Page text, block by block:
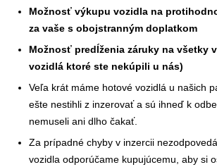
Možnosť výkupu vozidla na
za vaše s obojstranným doplatkom
Možnosť predĺženia záruky na všetky
vozidlá ktoré ste nekúpili u nás)
Veľa krát máme hotové vozidlá u našich
ešte nestihli z inzerovať a sú ihneď k
nemuseli ani dlho čakať.
Za prípadné chyby v inzercii
vozidla odporúčame kupujúcemu, aby si